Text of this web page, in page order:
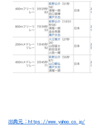
出典元：https://www.yahoo.co.jp/